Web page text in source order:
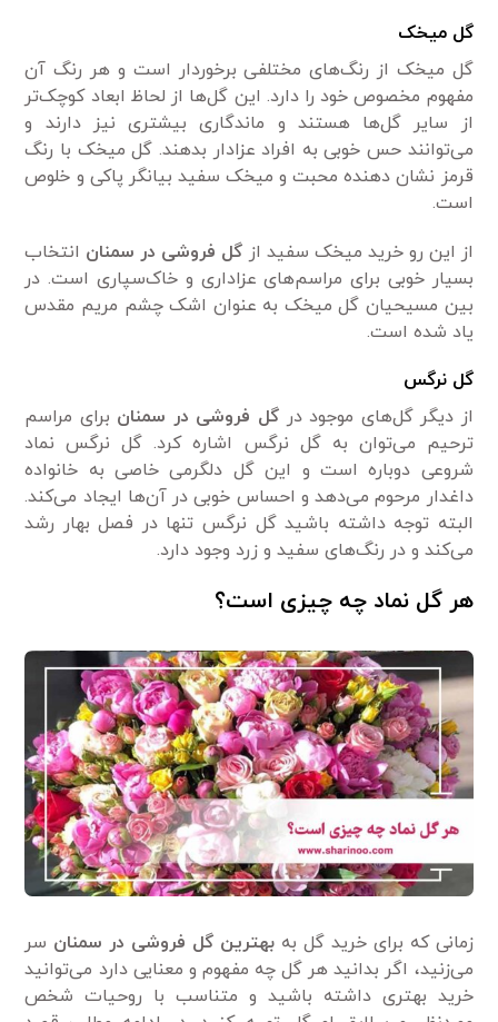
گلمیخک
گل میخک از رنگ‌های مختلفی برخوردار است و هر رنگ آن
مفهوم مخصوص خود را دارد. این گل‌ها از لحاظ ابعاد کوچک‌تر
از سایر گل‌ها هستند و ماندگاری بیشتری نیز دارند و
می‌توانند حس خوبی به افراد عزادار بدهند. گل میخک با رنگ
قرمز نشان دهنده محبت و میخک سفید بیانگر پاکی و خلوص
است.
از این رو خرید میخک سفید از گل فروشی در سمنان انتخاب
بسیار خوبی برای مراسم‌های عزاداری و خاک‌سپاری است. در
بین مسیحیان گل میخک به عنوان اشک چشم مریم مقدس
یاد شده است.
گل نرگس
از دیگر گل‌های موجود در گل فروشی در سمنان برای مراسم
ترحیم می‌توان به گل نرگس اشاره کرد. گل نرگس نماد
شروعی دوباره است و این گل دلگرمی‌ خاصی به خانواده
داغدار مرحوم می‌دهد و احساس خوبی در آن‌ها ایجاد می‌کند.
البته توجه داشته باشید گل نرگس تنها در فصل بهار رشد
می‌کند و در رنگ‌های سفید و زرد وجود دارد.
هر گل نماد چه چیزی است؟
زمانی که برای خرید گل به بهترین گل فروشی در سمنان سر
می‌زنید، اگر بدانید هر گل چه مفهوم و معنایی دارد می‌توانید
خرید بهتری داشته باشید و متناسب با روحیات شخص